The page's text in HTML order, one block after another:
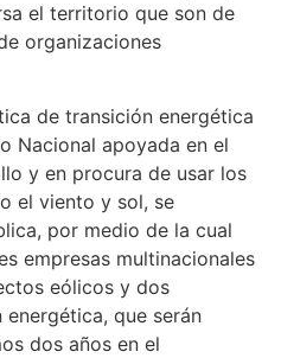
el territorio que son de
organizaciones
de transición energética
Nacional apoyada en el
y en procura de usar los
el viento y sol, se
por medio de la cual
empresas multinacionales
eólicos y dos
que serán
dos años en el